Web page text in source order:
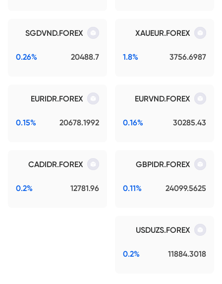
XAUEUR.FOREX
3756.6987
1.8%
SGDVND.FOREX
20488.7
0.26%
EURVND.FOREX
30285.43
0.16%
EURIDR.FOREX
20678.1992
0.15%
GBPIDR.FOREX
24099.5625
0.11%
CADIDR.FOREX
12781.96
0.2%
USDUZS.FOREX
11884.3018
0.2%